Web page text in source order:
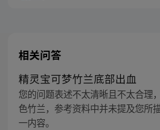
相关问答
精灵宝可梦竹兰底部出血
您的问题表述不太清晰且不太合理
色竹兰，参考资料中并未提及您所
一内容。